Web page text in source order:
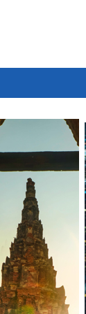
Saatnya Kader